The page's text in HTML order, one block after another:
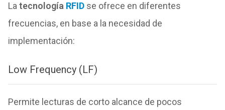
Latecnología RFIDse ofrece en diferentes
frecuencias, en base a la necesidad de
implementación:
Low Frequency (LF)
Permite lecturas de corto alcance de pocos